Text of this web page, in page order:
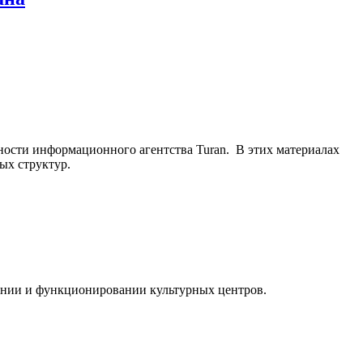
информационного агентства Turan. В этих материалах
структур.
и функционировании культурных центров.